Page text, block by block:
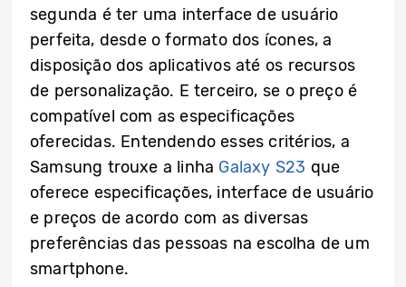
segunda é ter uma interface de usuário
perfeita, desde o formato dos ícones, a
disposição dos aplicativos até os recursos
de personalização. E terceiro, se o preço é
compatível com as especificações
oferecidas. Entendendo esses critérios, a
Samsung trouxe a linha Galaxy S23 que
oferece especificações, interface de usuário
e preços de acordo com as diversas
preferências das pessoas na escolha de um
smartphone.